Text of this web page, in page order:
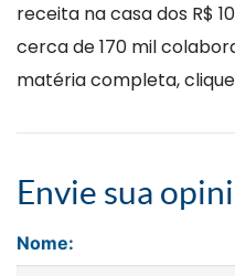
receita na casa dos R$
cerca de 170 mil
matéria completa, clique
Envie sua
Nome: